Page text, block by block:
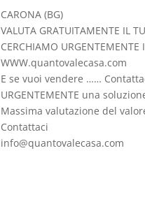
CARONA (BG)
VALUTA GRATUITAMENTE IL
CERCHIAMO URGENTEMENTE
WWW.quantovalecasa.com
E se vuoi vendere ……
URGENTEMENTE una
Massima valutazione del
Contattaci
info@quantovalecasa.com